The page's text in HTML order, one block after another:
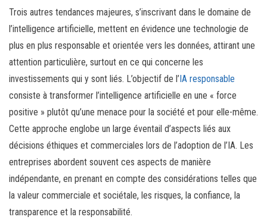
Trois autres tendances majeures, s’inscrivant dans le domaine de
l’intelligence artificielle, mettent en évidence une technologie de
plus en plus responsable et orientée vers les données, attirant une
attention particulière, surtout en ce qui concerne les
investissements qui y sont liés. L’objectif de l’IA responsable
consiste à transformer l’intelligence artificielle en une « force
positive » plutôt qu’une menace pour la société et pour elle-même.
Cette approche englobe un large éventail d’aspects liés aux
décisions éthiques et commerciales lors de l’adoption de l’IA. Les
entreprises abordent souvent ces aspects de manière
indépendante, en prenant en compte des considérations telles que
la valeur commerciale et sociétale, les risques, la confiance, la
transparence et la responsabilité.